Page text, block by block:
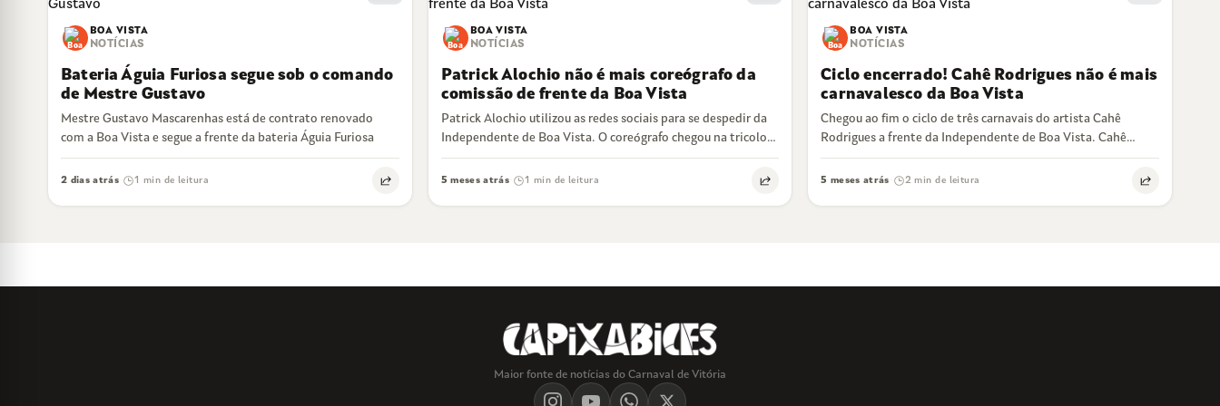
BOA VISTA
NOTÍCIAS
Bateria Águia Furiosa segue sob o comando
de Mestre Gustavo
Mestre Gustavo Mascarenhas está de contrato renovado
com a Boa Vista e segue a frente da bateria Águia Furiosa
2 dias atrás· 1 min de leitura
BOA VISTA
NOTÍCIAS
Patrick Alochio não é mais coreógrafo da
comissão de frente da Boa Vista
Patrick Alochio utilizou as redes sociais para se despedir da
Independente de Boa Vista. O coreógrafo chegou na tricolor
de Cariacica para…
5 meses atrás· 1 min de leitura
BOA VISTA
NOTÍCIAS
Ciclo encerrado! Cahê Rodrigues não é mais
carnavalesco da Boa Vista
Chegou ao fim o ciclo de três carnavais do artista Cahê
Rodrigues a frente da Independente de Boa Vista. Cahê
estreou no…
5 meses atrás 2 min de leitura
Maior fonte de notícias do Carnaval de Vitória